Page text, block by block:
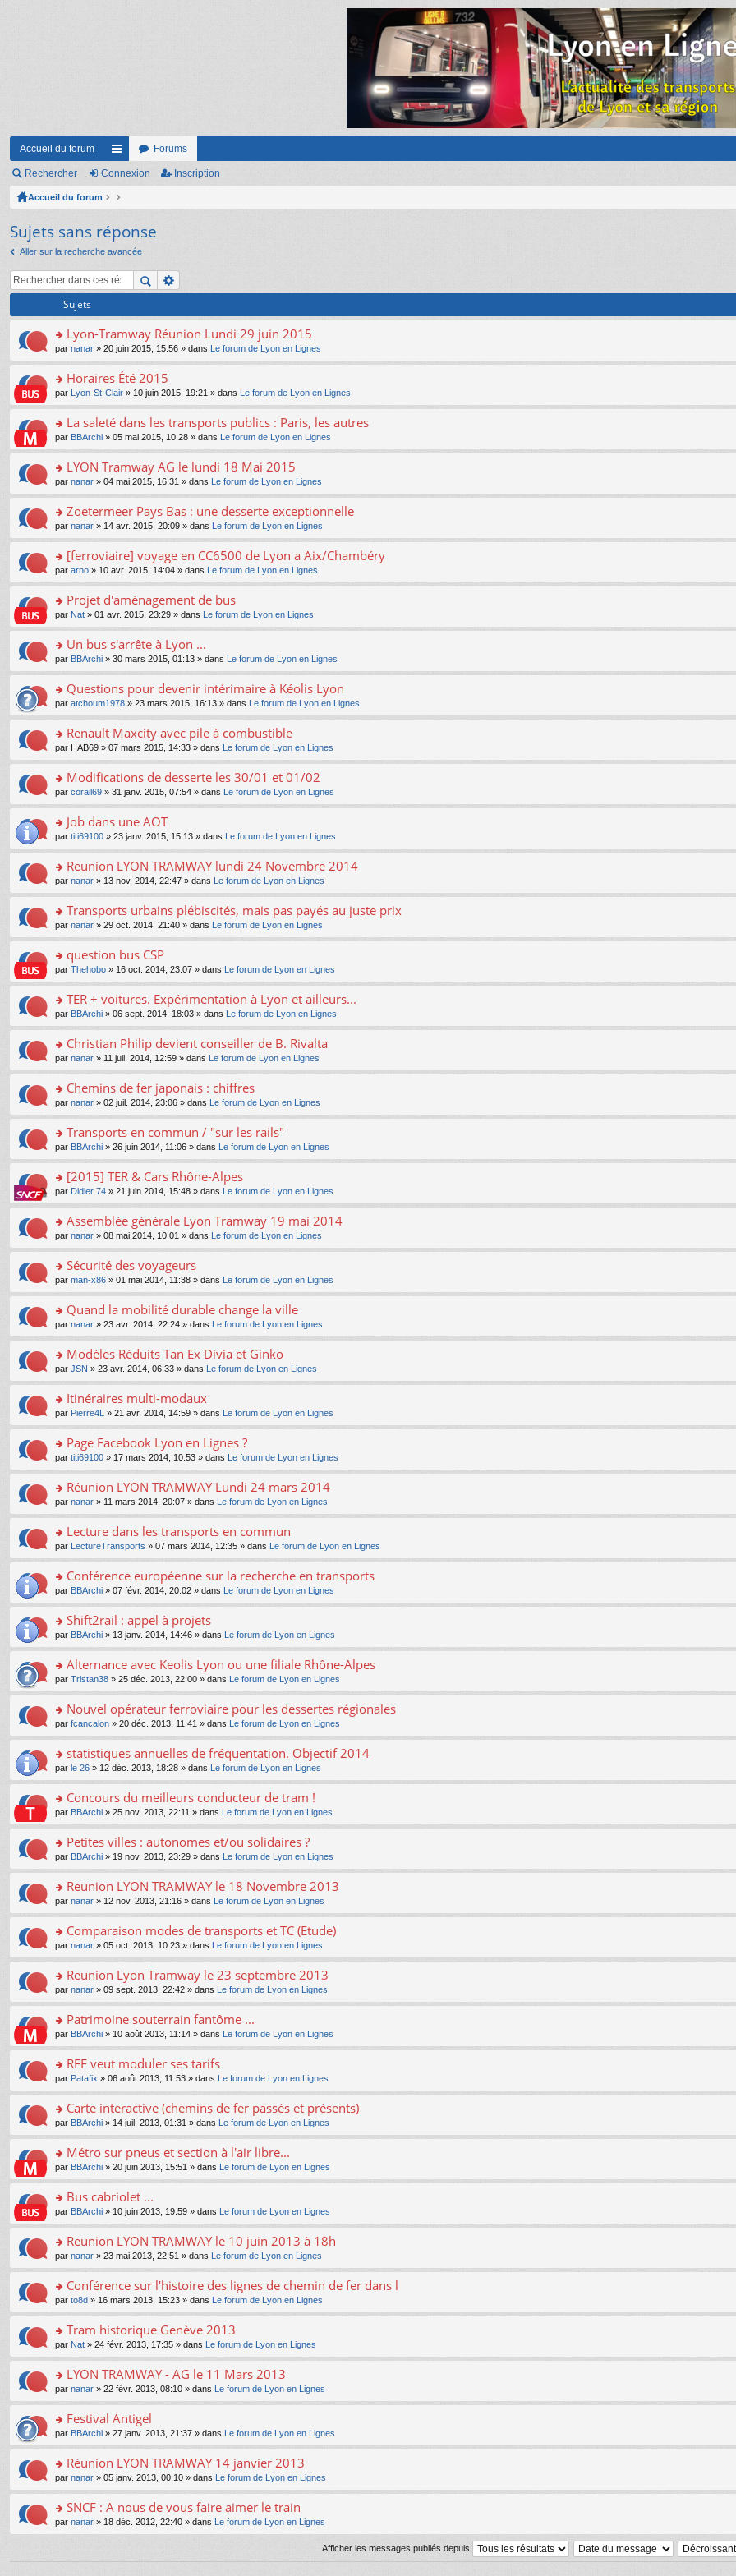
Accueil du forum
ac
co
ci
s
Forums
Rechercher Connexion Inscription
Accueil du forum
Sujets sans réponse
Aller sur la recherche avancée
Sujets
o
n
s
ult
er
le
m
e
s
a
g
e
n
n
le
pl
u
s
ré
c
e
nt
Lyon-Tramway Réunion Lundi 29 juin 2015
par nanar » 20 juin 2015, 15:56 » dans Le forum de Lyon en Lignes
o
n
s
ult
er
le
m
e
s
a
g
e
n
n
le
pl
u
s
ré
c
e
nt
Horaires Été 2015
par Lyon-St-Clair » 10 juin 2015, 19:21 » dans Le forum de Lyon en Lignes
o
n
s
ult
er
le
m
e
s
a
g
e
n
n
le
pl
u
s
ré
c
e
nt
La saleté dans les transports publics : Paris, les autres
par BBArchi » 05 mai 2015, 10:28 » dans Le forum de Lyon en Lignes
o
n
s
ult
er
le
m
e
s
a
g
e
n
n
le
pl
u
s
ré
c
e
nt
LYON Tramway AG le lundi 18 Mai 2015
par nanar » 04 mai 2015, 16:31 » dans Le forum de Lyon en Lignes
o
n
s
ult
er
le
m
e
s
a
g
e
n
n
le
pl
u
s
ré
c
e
nt
Zoetermeer Pays Bas : une desserte exceptionnelle
par nanar » 14 avr. 2015, 20:09 » dans Le forum de Lyon en Lignes
o
n
s
ult
er
le
m
e
s
a
g
e
n
n
le
pl
u
s
ré
c
e
nt
[ferroviaire] voyage en CC6500 de Lyon a Aix/Chambéry
par arno » 10 avr. 2015, 14:04 » dans Le forum de Lyon en Lignes
o
n
s
ult
er
le
m
e
s
a
g
e
n
n
le
pl
u
s
ré
c
e
nt
Projet d'aménagement de bus
par Nat » 01 avr. 2015, 23:29 » dans Le forum de Lyon en Lignes
o
n
s
ult
er
le
m
e
s
a
g
e
n
n
le
pl
u
s
ré
c
e
nt
Un bus s'arrête à Lyon ...
par BBArchi » 30 mars 2015, 01:13 » dans Le forum de Lyon en Lignes
o
n
s
ult
er
le
m
e
s
a
g
e
n
n
le
pl
u
s
ré
c
e
nt
Questions pour devenir intérimaire à Kéolis Lyon
par atchoum1978 » 23 mars 2015, 16:13 » dans Le forum de Lyon en Lignes
o
n
s
ult
er
le
m
e
s
a
g
e
n
n
le
pl
u
s
ré
c
e
nt
Renault Maxcity avec pile à combustible
par HAB69 » 07 mars 2015, 14:33 » dans Le forum de Lyon en Lignes
o
n
s
ult
er
le
m
e
s
a
g
e
n
n
le
pl
u
s
ré
c
e
nt
Modifications de desserte les 30/01 et 01/02
par corail69 » 31 janv. 2015, 07:54 » dans Le forum de Lyon en Lignes
o
n
s
ult
er
le
m
e
s
a
g
e
n
n
le
pl
u
s
ré
c
e
nt
Job dans une AOT
par titi69100 » 23 janv. 2015, 15:13 » dans Le forum de Lyon en Lignes
o
n
s
ult
er
le
m
e
s
a
g
e
n
n
le
pl
u
s
ré
c
e
nt
Reunion LYON TRAMWAY lundi 24 Novembre 2014
par nanar » 13 nov. 2014, 22:47 » dans Le forum de Lyon en Lignes
o
n
s
ult
er
le
m
e
s
a
g
e
n
n
le
pl
u
s
ré
c
e
nt
Transports urbains plébiscités, mais pas payés au juste prix
par nanar » 29 oct. 2014, 21:40 » dans Le forum de Lyon en Lignes
o
n
s
ult
er
le
m
e
s
a
g
e
n
n
le
pl
u
s
ré
c
e
nt
question bus CSP
par Thehobo » 16 oct. 2014, 23:07 » dans Le forum de Lyon en Lignes
o
n
s
ult
er
le
m
e
s
a
g
e
n
n
le
pl
u
s
ré
c
e
nt
TER + voitures. Expérimentation à Lyon et ailleurs...
par BBArchi » 06 sept. 2014, 18:03 » dans Le forum de Lyon en Lignes
o
n
s
ult
er
le
m
e
s
a
g
e
n
n
le
pl
u
s
ré
c
e
nt
Christian Philip devient conseiller de B. Rivalta
par nanar » 11 juil. 2014, 12:59 » dans Le forum de Lyon en Lignes
o
n
s
ult
er
le
m
e
s
a
g
e
n
n
le
pl
u
s
ré
c
e
nt
Chemins de fer japonais : chiffres
par nanar » 02 juil. 2014, 23:06 » dans Le forum de Lyon en Lignes
o
n
s
ult
er
le
m
e
s
a
g
e
n
n
le
pl
u
s
ré
c
e
nt
Transports en commun / "sur les rails"
par BBArchi » 26 juin 2014, 11:06 » dans Le forum de Lyon en Lignes
o
n
s
ult
er
le
m
e
s
a
g
e
n
n
le
pl
u
s
ré
c
e
nt
[2015] TER & Cars Rhône-Alpes
par Didier 74 » 21 juin 2014, 15:48 » dans Le forum de Lyon en Lignes
o
n
s
ult
er
le
m
e
s
a
g
e
n
n
le
pl
u
s
ré
c
e
nt
Assemblée générale Lyon Tramway 19 mai 2014
par nanar » 08 mai 2014, 10:01 » dans Le forum de Lyon en Lignes
o
n
s
ult
er
le
m
e
s
a
g
e
n
n
le
pl
u
s
ré
c
e
nt
Sécurité des voyageurs
par man-x86 » 01 mai 2014, 11:38 » dans Le forum de Lyon en Lignes
o
n
s
ult
er
le
m
e
s
a
g
e
n
n
le
pl
u
s
ré
c
e
nt
Quand la mobilité durable change la ville
par nanar » 23 avr. 2014, 22:24 » dans Le forum de Lyon en Lignes
o
n
s
ult
er
le
m
e
s
a
g
e
n
n
le
pl
u
s
ré
c
e
nt
Modèles Réduits Tan Ex Divia et Ginko
par JSN » 23 avr. 2014, 06:33 » dans Le forum de Lyon en Lignes
o
n
s
ult
er
le
m
e
s
a
g
e
n
n
le
pl
u
s
ré
c
e
nt
Itinéraires multi-modaux
par Pierre4L » 21 avr. 2014, 14:59 » dans Le forum de Lyon en Lignes
o
n
s
ult
er
le
m
e
s
a
g
e
n
n
le
pl
u
s
ré
c
e
nt
Page Facebook Lyon en Lignes ?
par titi69100 » 17 mars 2014, 10:53 » dans Le forum de Lyon en Lignes
o
n
s
ult
er
le
m
e
s
a
g
e
n
n
le
pl
u
s
ré
c
e
nt
Réunion LYON TRAMWAY Lundi 24 mars 2014
par nanar » 11 mars 2014, 20:07 » dans Le forum de Lyon en Lignes
o
n
s
ult
er
le
m
e
s
a
g
e
n
n
le
pl
u
s
ré
c
e
nt
Lecture dans les transports en commun
par LectureTransports » 07 mars 2014, 12:35 » dans Le forum de Lyon en Lignes
o
n
s
ult
er
le
m
e
s
a
g
e
n
n
le
pl
u
s
ré
c
e
nt
Conférence européenne sur la recherche en transports
par BBArchi » 07 févr. 2014, 20:02 » dans Le forum de Lyon en Lignes
o
n
s
ult
er
le
m
e
s
a
g
e
n
n
le
pl
u
s
ré
c
e
nt
Shift2rail : appel à projets
par BBArchi » 13 janv. 2014, 14:46 » dans Le forum de Lyon en Lignes
o
n
s
ult
er
le
m
e
s
a
g
e
n
n
le
pl
u
s
ré
c
e
nt
Alternance avec Keolis Lyon ou une filiale Rhône-Alpes
par Tristan38 » 25 déc. 2013, 22:00 » dans Le forum de Lyon en Lignes
o
n
s
ult
er
le
m
e
s
a
g
e
n
n
le
pl
u
s
ré
c
e
nt
Nouvel opérateur ferroviaire pour les dessertes régionales
par fcancalon » 20 déc. 2013, 11:41 » dans Le forum de Lyon en Lignes
o
n
s
ult
er
le
m
e
s
a
g
e
n
n
le
pl
u
s
ré
c
e
nt
statistiques annuelles de fréquentation. Objectif 2014
par le 26 » 12 déc. 2013, 18:28 » dans Le forum de Lyon en Lignes
o
n
s
ult
er
le
m
e
s
a
g
e
n
n
le
pl
u
s
ré
c
e
nt
Concours du meilleurs conducteur de tram !
par BBArchi » 25 nov. 2013, 22:11 » dans Le forum de Lyon en Lignes
o
n
s
ult
er
le
m
e
s
a
g
e
n
n
le
pl
u
s
ré
c
e
nt
Petites villes : autonomes et/ou solidaires ?
par BBArchi » 19 nov. 2013, 23:29 » dans Le forum de Lyon en Lignes
o
n
s
ult
er
le
m
e
s
a
g
e
n
n
le
pl
u
s
ré
c
e
nt
Reunion LYON TRAMWAY le 18 Novembre 2013
par nanar » 12 nov. 2013, 21:16 » dans Le forum de Lyon en Lignes
o
n
s
ult
er
le
m
e
s
a
g
e
n
n
le
pl
u
s
ré
c
e
nt
Comparaison modes de transports et TC (Etude)
par nanar » 05 oct. 2013, 10:23 » dans Le forum de Lyon en Lignes
o
n
s
ult
er
le
m
e
s
a
g
e
n
n
le
pl
u
s
ré
c
e
nt
Reunion Lyon Tramway le 23 septembre 2013
par nanar » 09 sept. 2013, 22:42 » dans Le forum de Lyon en Lignes
o
n
s
ult
er
le
m
e
s
a
g
e
n
n
le
pl
u
s
ré
c
e
nt
Patrimoine souterrain fantôme ...
par BBArchi » 10 août 2013, 11:14 » dans Le forum de Lyon en Lignes
o
n
s
ult
er
le
m
e
s
a
g
e
n
n
le
pl
u
s
ré
c
e
nt
RFF veut moduler ses tarifs
par Patafix » 06 août 2013, 11:53 » dans Le forum de Lyon en Lignes
o
n
s
ult
er
le
m
e
s
a
g
e
n
n
le
pl
u
s
ré
c
e
nt
Carte interactive (chemins de fer passés et présents)
par BBArchi » 14 juil. 2013, 01:31 » dans Le forum de Lyon en Lignes
o
n
s
ult
er
le
m
e
s
a
g
e
n
n
le
pl
u
s
ré
c
e
nt
Métro sur pneus et section à l'air libre...
par BBArchi » 20 juin 2013, 15:51 » dans Le forum de Lyon en Lignes
o
n
s
ult
er
le
m
e
s
a
g
e
n
n
le
pl
u
s
ré
c
e
nt
Bus cabriolet ...
par BBArchi » 10 juin 2013, 19:59 » dans Le forum de Lyon en Lignes
o
n
s
ult
er
le
m
e
s
a
g
e
n
n
le
pl
u
s
ré
c
Reunion LYON TRAMWAY le 10 juin 2013 à 18h
par nanar » 23 mai 2013, 22:51 » dans Le forum de Lyon en Lignes
o
n
s
ult
er
le
m
e
s
a
g
e
n
n
le
pl
u
ré
Conférence sur l'histoire des lignes de chemin de fer dans l
par to8d » 16 mars 2013, 15:23 » dans Le forum de Lyon en Lignes
o
n
s
ult
er
le
m
e
s
a
g
e
n
n
Tram historique Genève 2013
par Nat » 24 févr. 2013, 17:35 » dans Le forum de Lyon en Lignes
o
n
s
ult
er
le
m
e
s
a
g
e
o
LYON TRAMWAY - AG le 11 Mars 2013
par nanar » 22 févr. 2013, 08:10 » dans Le forum de Lyon en Lignes
o
n
s
ult
er
le
m
e
s
Festival Antigel
par BBArchi » 27 janv. 2013, 21:37 » dans Le forum de Lyon en Lignes
o
n
s
ult
er
e
Réunion LYON TRAMWAY 14 janvier 2013
par nanar » 05 janv. 2013, 00:10 » dans Le forum de Lyon en Lignes
o
n
ult
SNCF : A nous de vous faire aimer le train
par nanar » 18 déc. 2012, 22:40 » dans Le forum de Lyon en Lignes
Afficher les messages publiés depuis